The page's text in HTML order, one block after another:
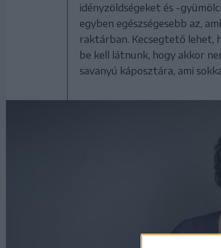
idényzöldségeket és -
egyben egészségesebb az,
raktárban. Kecsegtető lehet,
be kell látnunk, hogy akkor
savanyú káposztára, ami